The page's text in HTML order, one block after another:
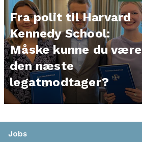
Fra polit til Harvard
Kennedy School:
Måske kunne du være
den næste
legatmodtager?
Jobs